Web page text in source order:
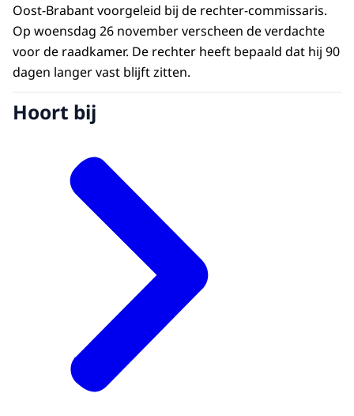
Oost-Brabant voorgeleid bij de rechter-commissaris.
Op woensdag 26 november verscheen de verdachte
voor de raadkamer. De rechter heeft bepaald dat hij 90
dagen langer vast blijft zitten.
Hoort bij